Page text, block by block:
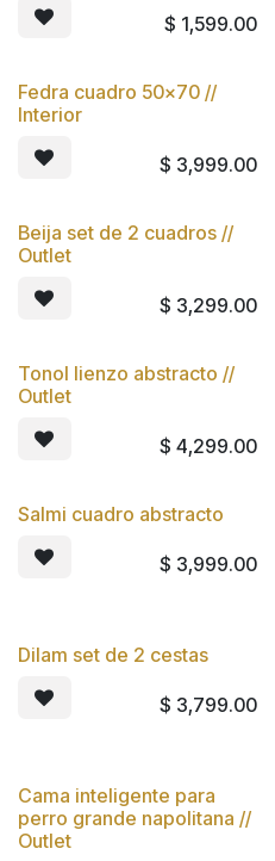
$ 1,599.00
Fedra cuadro 50x70 //
Interior
$ 3,999.00
Beija set de 2 cuadros //
Outlet
$ 3,299.00
Tonol lienzo abstracto //
Outlet
$ 4,299.00
Salmi cuadro abstracto
$ 3,999.00
Dilam set de 2 cestas
$ 3,799.00
Oferta
Cama inteligente para
perro grande napolitana //
Outlet